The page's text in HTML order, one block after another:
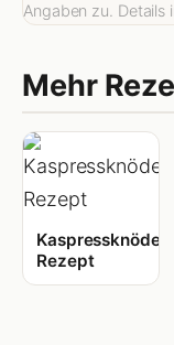
Angaben zu. Details
Mehr
Kaspressknödel
Rezept